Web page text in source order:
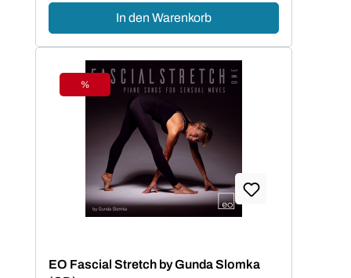
In den Warenkorb
Rabatt
%
EO Fascial Stretch by Gunda Slomka